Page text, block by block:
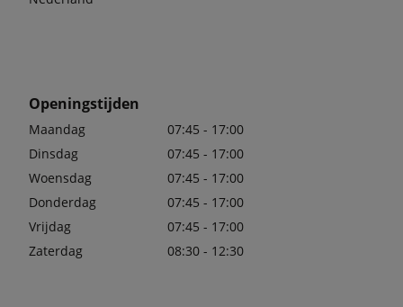
Openingstijden
Maandag
07:45 - 17:00
Dinsdag
07:45 - 17:00
Woensdag
07:45 - 17:00
Donderdag
07:45 - 17:00
Vrijdag
07:45 - 17:00
Zaterdag
08:30 - 12:30